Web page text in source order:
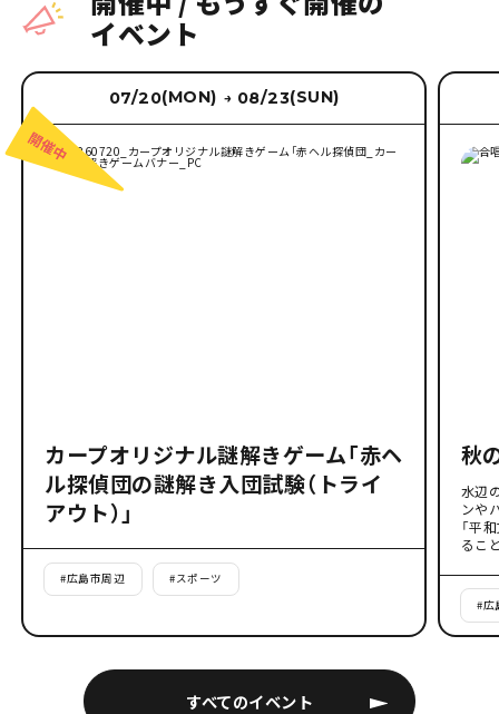
イベント
すべてのイベント
07/20(MON) → 08/23(SUN)
カープオリジナル謎解きゲーム「赤ヘ
ル探偵団の謎解き入団試験（トライ
アウト）」
#広島市周辺 #スポーツ
秋
水辺
ンや
「平
るこ
#広